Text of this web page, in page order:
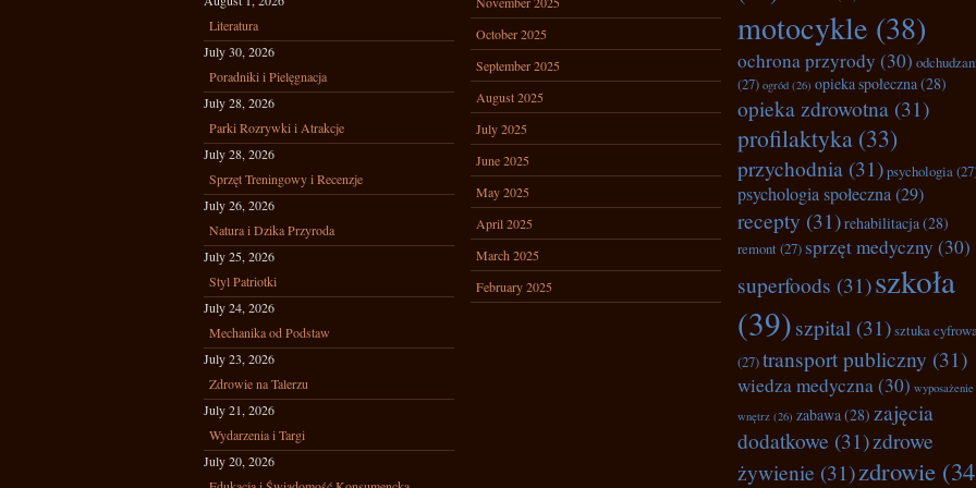
Literatura
July 30, 2026
Poradniki i Pielęgnacja
July 28, 2026
Parki Rozrywki i Atrakcje
July 28, 2026
Sprzęt Treningowy i Recenzje
July 26, 2026
Natura i Dzika Przyroda
July 25, 2026
Styl Patriotki
July 24, 2026
Mechanika od Podstaw
July 23, 2026
Zdrowie na Talerzu
July 21, 2026
Wydarzenia i Targi
July 20, 2026
October 2025
September 2025
August 2025
July 2025
June 2025
May 2025
April 2025
March 2025
February 2025
motocykle (38)
ochrona przyrody (30)
(27) ogród (26) opieka społeczna(28)
opieka zdrowotna (31)
profilaktyka (33)
przychodnia (31)psychologia
psychologia społeczna(29)
recepty (31)rehabilitacja(28)
remont(27) sprzęt medyczny (30)
superfoods (31)szkoła
(39)szpital (31)sztuka
(27)transport publiczny (31)
wiedza medyczna(30) wyposażenie
wnętrz (26) zabawa(28) zajęcia
dodatkowe (31)zdrowe
żywienie (31)zdrowie